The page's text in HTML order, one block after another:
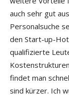
auch sehr gut
Personalsuche
den Start-up-
qualifizierte
findet man
sind kürzer. Ich